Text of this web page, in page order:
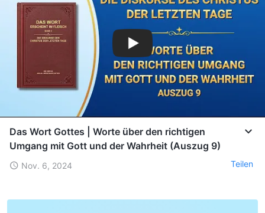
Das Wort Gottes | Worte über den richtigen
Umgang mit Gott und der Wahrheit (Auszug 9)
Nov. 6, 2024 Teilen